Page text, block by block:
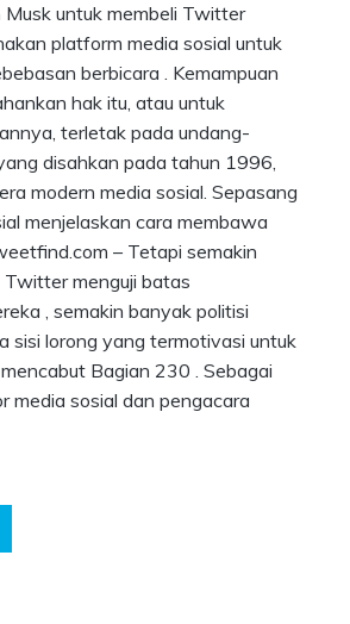
untuk membeli Twitter
platform media sosial untuk
berbicara . Kemampuan
hak itu, atau untuk
terletak pada undang-
disahkan pada tahun 1996,
modern media sosial. Sepasang
menjelaskan cara membawa
– Tetapi semakin
menguji batas
, semakin banyak politisi
sisi lorong yang termotivasi untuk
Bagian 230 . Sebagai
media sosial dan pengacara